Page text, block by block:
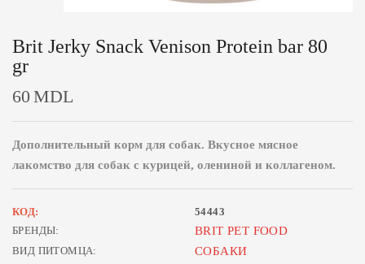
Brit Jerky Snack Venison Protein bar 80
gr
60 MDL
Дополнительный корм для собак. Вкусное мясное
лакомство для собак с курицей, олениной и коллагеном.
КОД:
54443
БРЕНДЫ:
BRIT PET FOOD
ВИД ПИТОМЦА: СОБАКИ